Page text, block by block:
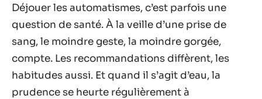
Déjouer les automatismes, c’est parfois une
question de santé. À la veille d’une prise de
sang, le moindre geste, la moindre gorgée,
compte. Les recommandations diffèrent, les
habitudes aussi. Et quand il s’agit d’eau, la
prudence se heurte régulièrement à